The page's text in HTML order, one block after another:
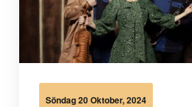
Söndag 20 Oktober, 2024